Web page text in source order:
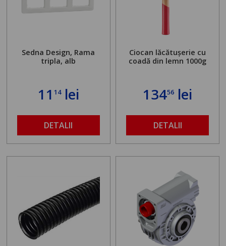
Sedna Design, Rama
tripla, alb
11 14lei
DETALII
Ciocan lăcătușerie cu
coadă din lemn 1000g
13456 lei
DETALII